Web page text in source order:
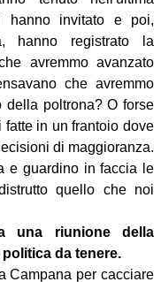
hanno invitato e poi,
hanno registrato la
avremmo avanzato
che avremmo
poltrona? O forse
in un frantoio dove
di maggioranza.
e guardino in faccia le
quello che noi
una riunione della
da tenere.
Campana per cacciare